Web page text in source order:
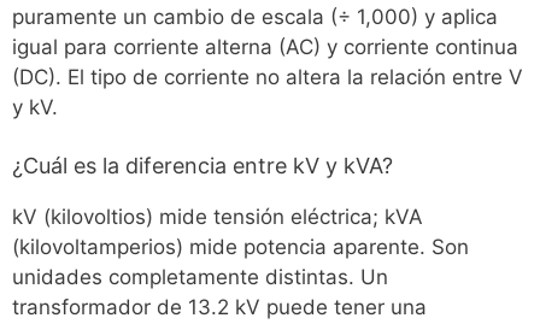
puramente un cambio de escala (÷ 1,000) y aplica
igual para corriente alterna (AC) y corriente continua
(DC). El tipo de corriente no altera la relación entre V
y kV.
¿Cuál es la diferencia entre kV y kVA?
kV (kilovoltios) mide tensión eléctrica; kVA
(kilovoltamperios) mide potencia aparente. Son
unidades completamente distintas. Un
transformador de 13.2 kV puede tener una